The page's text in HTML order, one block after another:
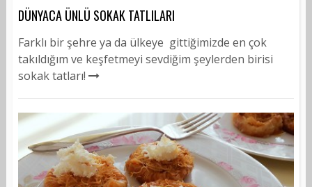
DÜNYACA ÜNLÜ SOKAK TATLILARI
Farklı bir şehre ya da ülkeye gittiğimizde en çok
takıldığım ve keşfetmeyi sevdiğim şeylerden birisi
sokak tatları!